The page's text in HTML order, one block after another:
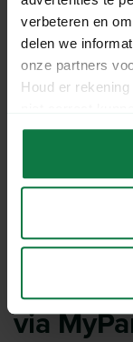
verbeteren en
delen we
onze partners
Houd er
accepteert.
Overige
via